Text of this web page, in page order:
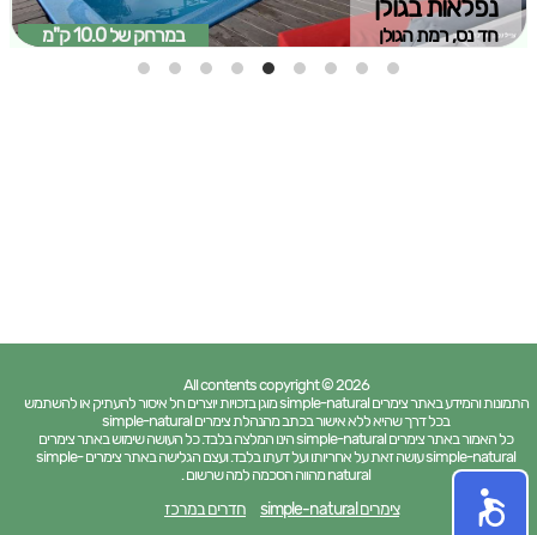
נפלאות בגולן
חד נס, רמת הגולן במרחק של 10.0 ק"מ
All contents copyright © 2026
התמונות והמידע באתר צימרים simple-natural מוגן בזכויות יוצרים חל איסור להעתיק או להשתמש
בכל דרך שהיא ללא אישור בכתב מהנהלת צימרים simple-natural
כל האמור באתר צימרים simple-natural הינו המלצה בלבד. כל העושה שימוש באתר צימרים
simple-natural עושה זאת על אחריותו ועל דעתו בלבד. ועצם הגלישה באתר צימרים simple-
natural מהווה הסכמה למה שרשום .
צימרים simple-natural חדרים במרכז